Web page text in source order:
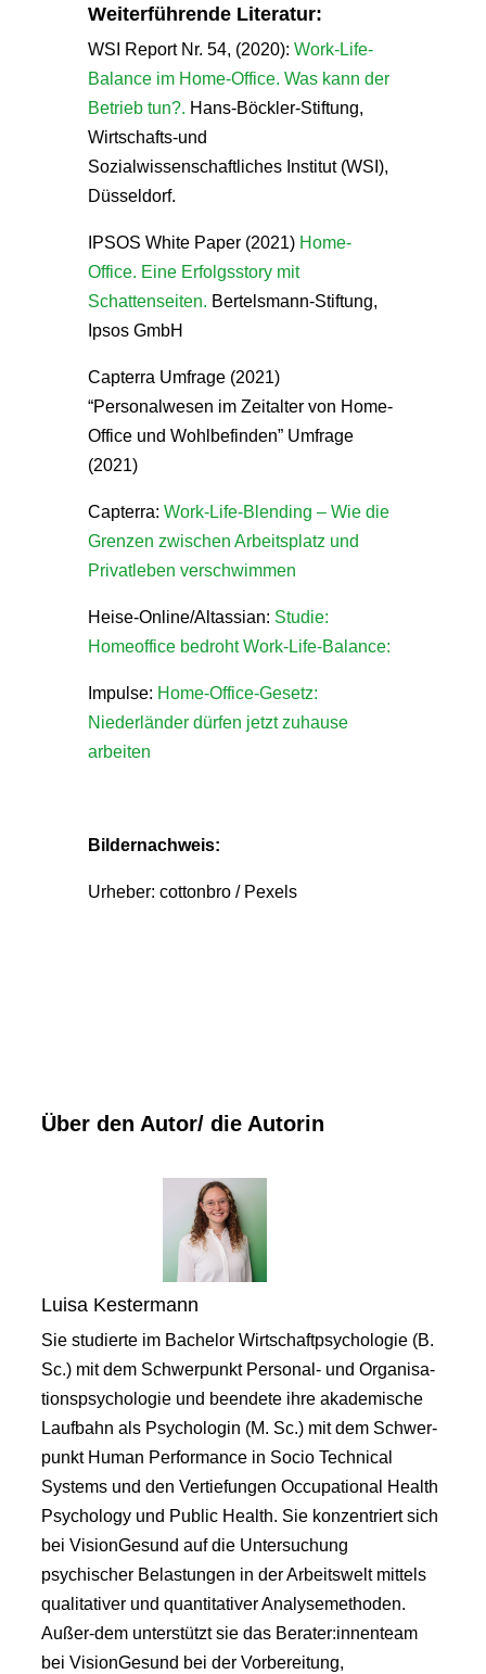
Weiterführende Literatur:
WSI Report Nr. 54, (2020): Work-Life-
Balance im Home-Office. Was kann der
Betrieb tun?. Hans-Böckler-Stiftung,
Wirtschafts-und
Sozialwissenschaftliches Institut (WSI),
Düsseldorf.
IPSOS White Paper (2021) Home-
Office. Eine Erfolgsstory mit
Schattenseiten. Bertelsmann-Stiftung,
Ipsos GmbH
Capterra Umfrage (2021)
“Personalwesen im Zeitalter von Home-
Office und Wohlbefinden” Umfrage
(2021)
Capterra: Work-Life-Blending – Wie die
Grenzen zwischen Arbeitsplatz und
Privatleben verschwimmen
Heise-Online/Altassian: Studie:
Homeoffice bedroht Work-Life-Balance:
Impulse: Home-Office-Gesetz:
Niederländer dürfen jetzt zuhause
arbeiten
Bildernachweis:
Urheber: cottonbro / Pexels
Über den Autor/ die Autorin
Luisa Kestermann
Sie studierte im Bachelor Wirtschaftpsychologie (B.
Sc.) mit dem Schwerpunkt Personal- und Organisa-
tionspsychologie und beendete ihre akademische
Laufbahn als Psychologin (M. Sc.) mit dem Schwer-
punkt Human Performance in Socio Technical
Systems und den Vertiefungen Occupational Health
Psychology und Public Health. Sie konzentriert sich
bei VisionGesund auf die Untersuchung
psychischer Belastungen in der Arbeitswelt mittels
qualitativer und quantitativer Analysemethoden.
Außer-dem unterstützt sie das Berater:innenteam
bei VisionGesund bei der Vorbereitung,